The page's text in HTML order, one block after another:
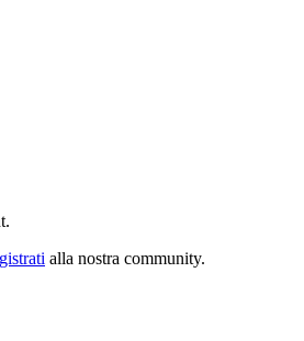
alla nostra community.